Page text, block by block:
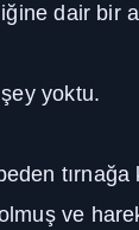
dair bir
yoktu.
ve